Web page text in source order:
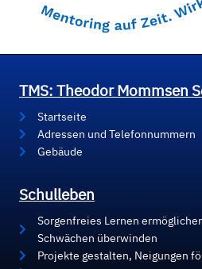
TMS: Theodor Mommsen
Startseite
Adressen und Telefonnummern
Gebäude
Schulleben
Sorgenfreies Lernen
Schwächen überwinden
Projekte gestalten, Neigungen